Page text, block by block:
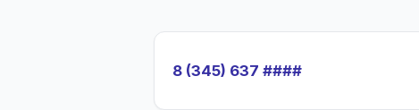
8 (345) 637 ####